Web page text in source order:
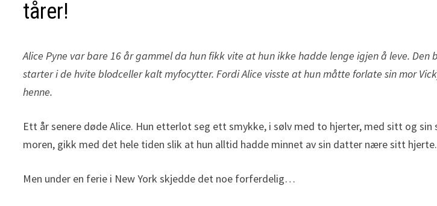
tårer!
Alice Pyne var bare 16 år gammel da hun fikk vite at hun ikke hadde lenge igjen å leve.
starter i de hvite blodceller kalt myfocytter. Fordi Alice visste at hun måtte forlate sin mor
henne.
Ett år senere døde Alice. Hun etterlot seg ett smykke, i sølv med to hjerter, med sitt og
moren, gikk med det hele tiden slik at hun alltid hadde minnet av sin datter nære sitt hjerte.
Men under en ferie i New York skjedde det noe forferdelig…